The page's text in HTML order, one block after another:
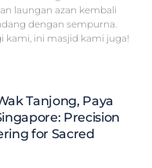
laungan azan kembali
dengan sempurna.
kami, ini masjid kami juga!
Tanjong, Paya
Precision
for Sacred